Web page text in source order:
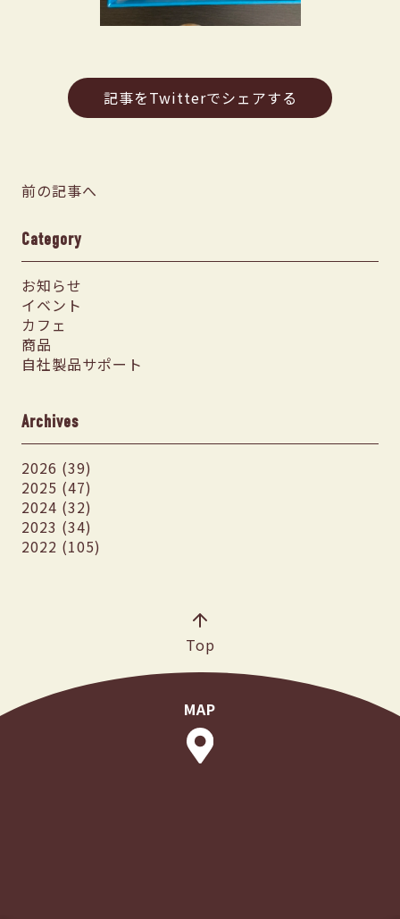
記事をTwitterでシェアする
前の記事へ
Category
お知らせ
イベント
カフェ
商品
自社製品サポート
Archives
2026 (39)
2025 (47)
2024 (32)
2023 (34)
2022 (105)
Top
MAP